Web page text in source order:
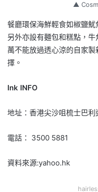
▲
餐廳環保海鮮輕食如椒鹽
另外亦設有麵包和糕點，
萬不能放過透心涼的自家
擇。
Ink INFO
地址：香港尖沙咀梳士巴
電話： 3500 5881
資料來源:yahoo.hk